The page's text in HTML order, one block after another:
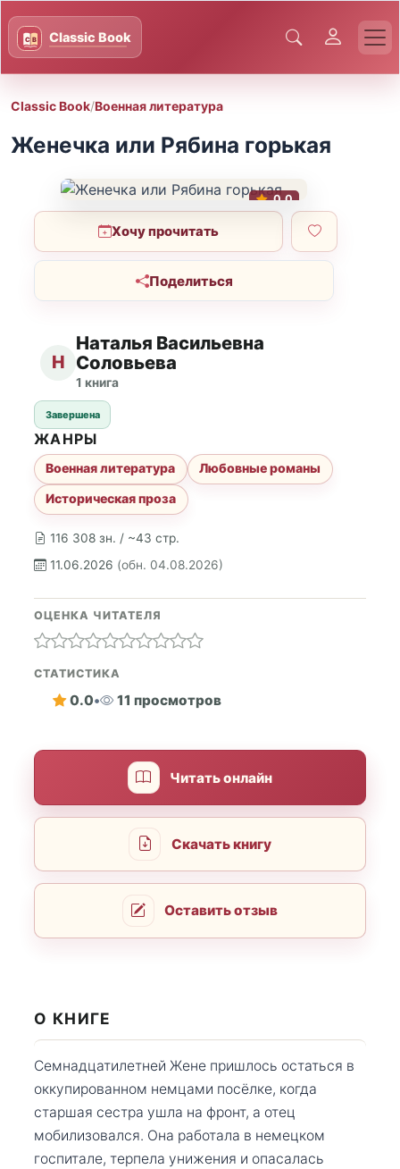
Classic Book/Военная литература
Женечка или Рябина горькая
0.0
Хочу прочитать
Поделиться
Н
Наталья Васильевна
Соловьева
1 книга
Завершена
116 308 зн. / ~43 стр.
11.06.2026 (обн. 04.08.2026)
ЖАНРЫ
Военная литература
Любовные романы
Историческая проза
ОЦЕНКА ЧИТАТЕЛЯ
СТАТИСТИКА
0.0• 11 просмотров
Читать онлайн
Скачать книгу
Оставить отзыв
О КНИГЕ
Семнадцатилетней Жене пришлось остаться в
оккупированном немцами посёлке, когда
старшая сестра ушла на фронт, а отец
мобилизовался. Она работала в немецком
госпитале, терпела унижения и опасалась